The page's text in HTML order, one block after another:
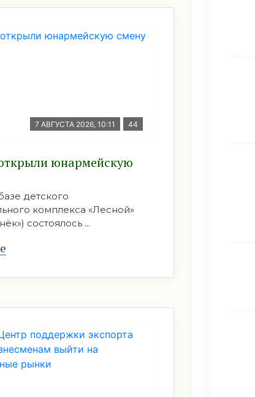
7 АВГУСТА 2026, 10:11 44
юнармейскую
детского
комплекса «Лесной»
состоялось ...